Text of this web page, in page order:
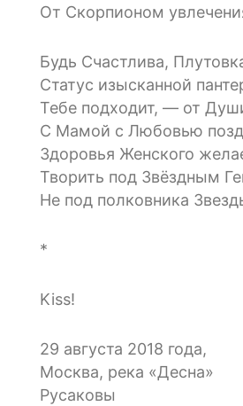
От Скорпионом
Будь Счастлива,
Статус изысканной
Тебе подходит, — от
С Мамой с Любовью
Здоровья Женского
Творить под Звёздным
Не под полковника
*
Kiss!
29 августа 2018 года,
Москва, река «Десна»
Русаковы